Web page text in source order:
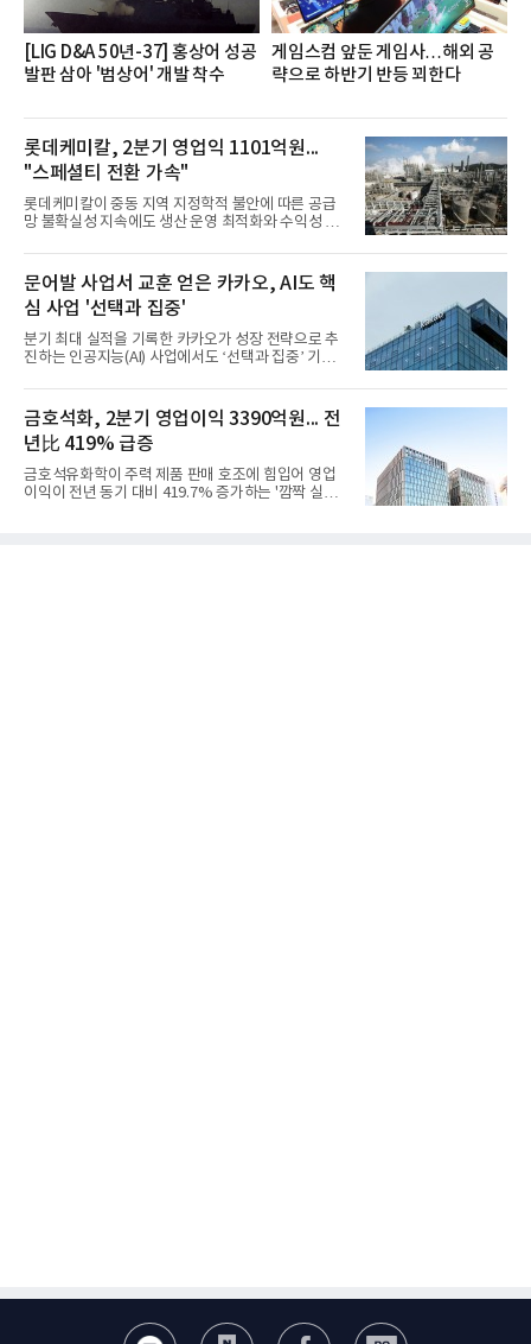
[LIG D&A 50년-37] 홍상어 성공
발판 삼아 '범상어' 개발 착수
게임스컴 앞둔 게임사…해외 공
략으로 하반기 반등 꾀한다
롯데케미칼, 2분기 영업익 1101억원...
"스페셜티 전환 가속"
롯데케미칼이 중동 지역 지정학적 불안에 따른 공급
망 불확실성 지속에도 생산 운영 최적화와 수익성 중
어갔다.롯데케미칼이 2026년 2분기 연결 기준 매출
액 5조6864억원, 영업이익 1101억원을 기록했다고 7
일 밝혔다. 사업별로는 기초화학 부문(롯데케미칼 기
초소재사업·LC타이탄·LC USA·롯데대산석화)이 매
출 3조9403억원, 영업이익 23억원을 기록했다. 정기
보수 영향과 원료 가격 변동에 따른 래깅 효과로 전분
기 대비 수익성은 둔화됐지만 흑자 전환 흐름을 유지
우호적인 환율 효과
문어발 사업서 교훈 얻은 카카오, AI도 핵
심 사업 '선택과 집중'
분기 최대 실적을 기록한 카카오가 성장 전략으로 추
진하는 인공지능(AI) 사업에서도 ‘선택과 집중’ 기조
라 투자에 나서는 것과 달리, 카카오는 ‘카카오톡’이
라는 플랫폼 경쟁력을 활용한 AI 에이전트 서비스에
집중하는 전략이다. 과거 무리한 사업 확장 과정에서
겪었던 시행착오를 되풀이하지 않고 핵심 역량에 집
중하겠다는 취지로 풀이된다.7일 업계에 따르면 카카
오는 올해 2분기 연결 기준 매출 2조985억원, 영업이
익 2770억원을 기록했다. 전년 동기 대비 매출과 영업
금호석화, 2분기 영업이익 3390억원... 전
년比 419% 급증
금호석유화학이 주력 제품 판매 호조에 힘입어 영업
이익이 전년 동기 대비 419.7% 증가하는 '깜짝 실